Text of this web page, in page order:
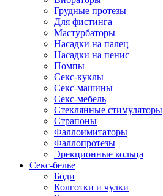
Грудные протезы
Для фистинга
Мастурбаторы
Насадки на палец
Насадки на пенис
Помпы
Секс-куклы
Секс-машины
Секс-мебель
Стеклянные стимуляторы
Страпоны
Фаллоимитаторы
Фаллопротезы
Эрекционные кольца
Секс-белье
Боди
Колготки и чулки